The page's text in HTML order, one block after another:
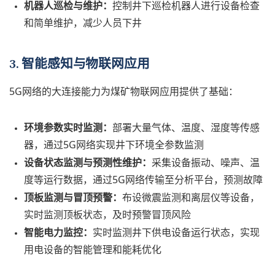
机器人巡检与维护： 控制井下巡检机器人进行设备检查
和简单维护，减少人员下井
3. 智能感知与物联网应用
5G网络的大连接能力为煤矿物联网应用提供了基础：
环境参数实时监测： 部署大量气体、温度、湿度等传感
器，通过5G网络实现井下环境全参数监测
设备状态监测与预测性维护： 采集设备振动、噪声、温
度等运行数据，通过5G网络传输至分析平台，预测故障
顶板监测与冒顶预警： 布设微震监测和离层仪等设备，
实时监测顶板状态，及时预警冒顶风险
智能电力监控： 实时监测井下供电设备运行状态，实现
用电设备的智能管理和能耗优化